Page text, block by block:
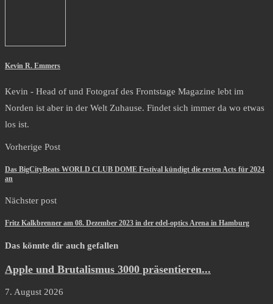
Kevin R. Emmers
Kevin - Head of und Fotograf des Frontstage Magazine lebt im
Norden ist aber in der Welt Zuhause. Findet sich immer da wo etwas
los ist.
Vorherige Post
Das BigCityBeats WORLD CLUB DOME Festival kündigt die ersten Acts für 2024
an
Nächster post
Fritz Kalkbrenner am 08. Dezember 2023 in der edel-optics Arena in Hamburg
Das könnte dir auch gefallen
Apple und Brutalismus 3000 präsentieren...
7. August 2026